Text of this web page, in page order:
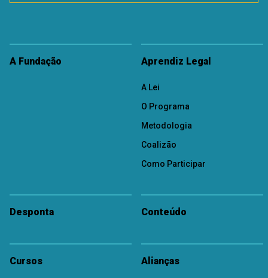
A Fundação Aprendiz Legal
A Lei
O Programa
Metodologia
Coalizão
Como Participar
Desponta Conteúdo
Cursos Alianças